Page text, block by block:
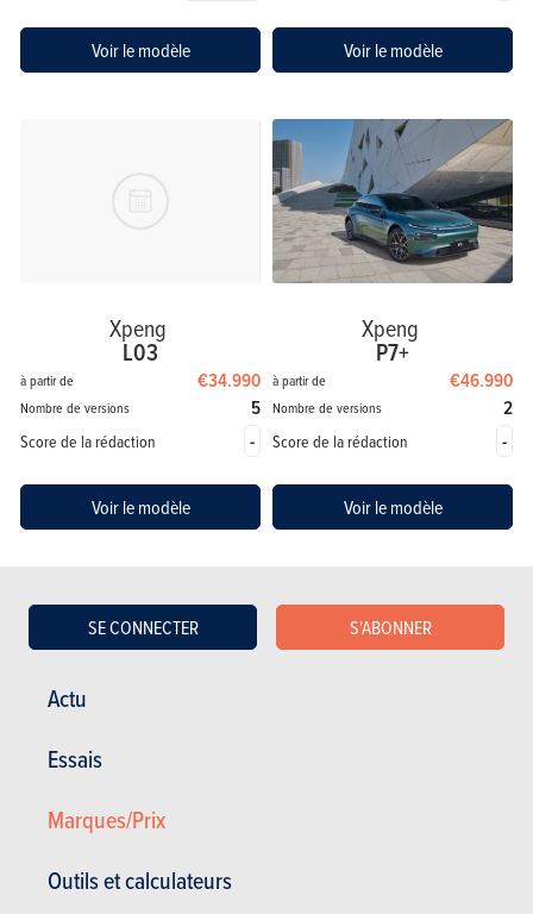
Actu
Essais
Marques/Prix
Outils et calculateurs
SE CONNECTER S'ABONNER
Voir le modèle Voir le modèle
Xpeng
L03
à partir de €34.990
Nombre de versions 5
Score de la rédaction -
Voir le modèle
Xpeng
P7+
à partir de €46.990
Nombre de versions 2
Score de la rédaction -
Voir le modèle